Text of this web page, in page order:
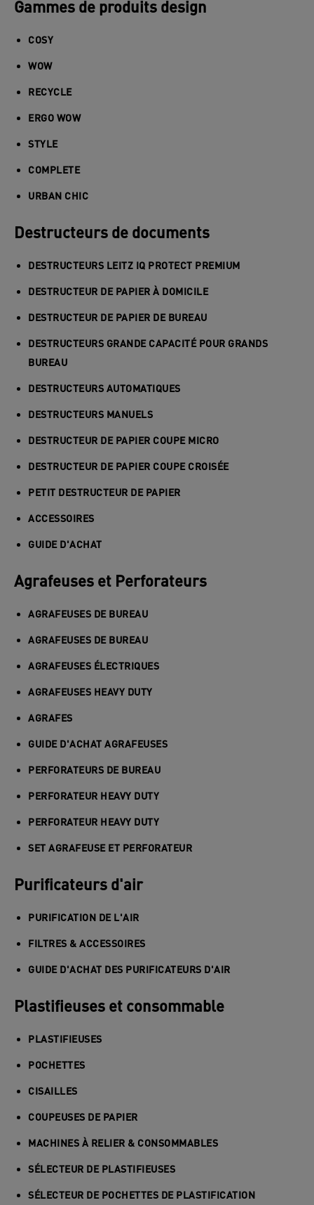
Gammes de produits design
COSY
WOW
RECYCLE
ERGO WOW
STYLE
COMPLETE
URBAN CHIC
Destructeurs de documents
DESTRUCTEURS LEITZ IQ PROTECT PREMIUM
DESTRUCTEUR DE PAPIER À DOMICILE
DESTRUCTEUR DE PAPIER DE BUREAU
DESTRUCTEURS GRANDE CAPACITÉ POUR GRANDS
BUREAU
DESTRUCTEURS AUTOMATIQUES
DESTRUCTEURS MANUELS
DESTRUCTEUR DE PAPIER COUPE MICRO
DESTRUCTEUR DE PAPIER COUPE CROISÉE
PETIT DESTRUCTEUR DE PAPIER
ACCESSOIRES
GUIDE D'ACHAT
Agrafeuses et Perforateurs
AGRAFEUSES DE BUREAU
AGRAFEUSES DE BUREAU
AGRAFEUSES ÉLECTRIQUES
AGRAFEUSES HEAVY DUTY
AGRAFES
GUIDE D'ACHAT AGRAFEUSES
PERFORATEURS DE BUREAU
PERFORATEUR HEAVY DUTY
PERFORATEUR HEAVY DUTY
SET AGRAFEUSE ET PERFORATEUR
Purificateurs d'air
PURIFICATION DE L'AIR
FILTRES & ACCESSOIRES
GUIDE D'ACHAT DES PURIFICATEURS D'AIR
Plastifieuses et consommable
PLASTIFIEUSES
POCHETTES
CISAILLES
COUPEUSES DE PAPIER
MACHINES À RELIER & CONSOMMABLES
SÉLECTEUR DE PLASTIFIEUSES
SÉLECTEUR DE POCHETTES DE PLASTIFICATION